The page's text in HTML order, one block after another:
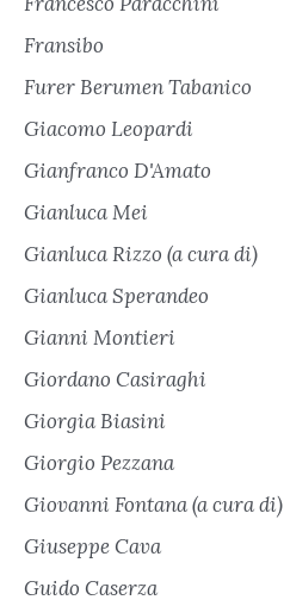
Fransibo
Furer Berumen Tabanico
Giacomo Leopardi
Gianfranco D'Amato
Gianluca Mei
Gianluca Rizzo (a cura di)
Gianluca Sperandeo
Gianni Montieri
Giordano Casiraghi
Giorgia Biasini
Giorgio Pezzana
Giovanni Fontana (a cura di)
Giuseppe Cava
Guido Caserza